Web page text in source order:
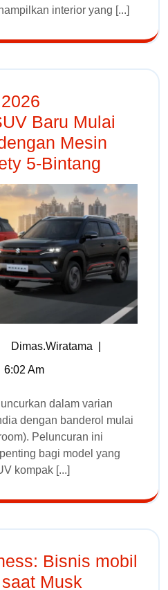
interior yang [...]
Baru Mulai
Mesin
5-Bintang
Dimas.wiratama
6:02 Am
dengan banderol mulai
Peluncuran ini
bagi model yang
kompak [...]
Bisnis mobil
Musk